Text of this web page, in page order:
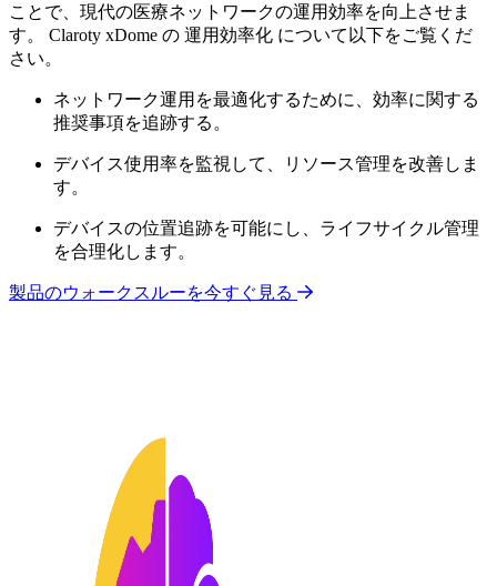
ことで、現代の医療ネットワークの運用効率を向上させま
す。 Claroty xDome の 運用効率化 について以下をご覧くだ
さい。
ネットワーク運用を最適化するために、効率に関する
推奨事項を追跡する。
デバイス使用率を監視して、リソース管理を改善しま
す。
デバイスの位置追跡を可能にし、ライフサイクル管理
を合理化します。
製品のウォークスルーを今すぐ見る